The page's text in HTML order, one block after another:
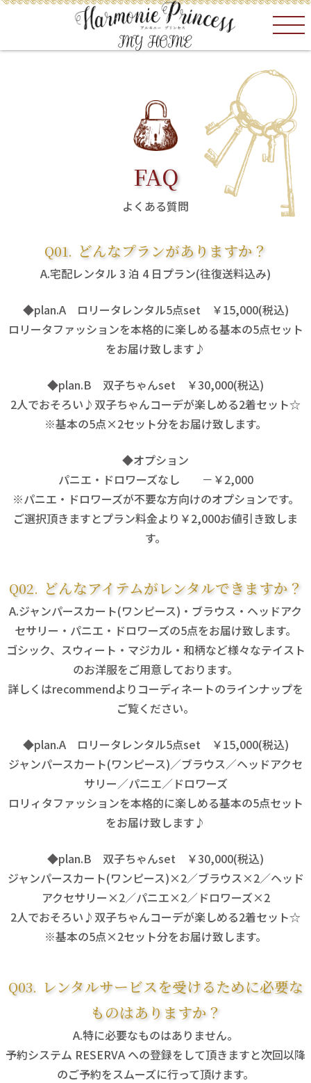
FAQ
よくある質問
どんなプランがありますか？
宅配レンタル 3 泊 4 日プラン(往復送料込み)
◆plan.A ロリータレンタル5点set ￥15,000(税込)
ロリータファッションを本格的に楽しめる基本の5点セット
をお届け致します♪
◆plan.B 双子ちゃんset ￥30,000(税込)
2人でおそろい♪双子ちゃんコーデが楽しめる2着セット☆
※基本の5点×2セット分をお届け致します。
◆オプション
パニエ・ドロワーズなし －￥2,000
※パニエ・ドロワーズが不要な方向けのオプションです。
ご選択頂きますとプラン料金より￥2,000お値引き致しま
す。
どんなアイテムがレンタルできますか？
ジャンパースカート(ワンピース)・ブラウス・ヘッドアク
セサリー・パニエ・ドロワーズの5点をお届け致します。
ゴシック、スウィート・マジカル・和柄など様々なテイスト
のお洋服をご用意しております。
詳しくはrecommendよりコーディネートのラインナップを
ご覧ください。
◆plan.A ロリータレンタル5点set ￥15,000(税込)
ジャンパースカート(ワンピース)／ブラウス／ヘッドアクセ
サリー／パニエ／ドロワーズ
ロリィタファッションを本格的に楽しめる基本の5点セット
をお届け致します♪
◆plan.B 双子ちゃんset ￥30,000(税込)
ジャンパースカート(ワンピース)×2／ブラウス×2／ヘッド
アクセサリー×2／パニエ×2／ドロワーズ×2
2人でおそろい♪双子ちゃんコーデが楽しめる2着セット☆
※基本の5点×2セット分をお届け致します。
レンタルサービスを受けるために必要な
ものはありますか？
特に必要なものはありません。
予約システム RESERVA への登録をして頂きますと次回以降
のご予約をスムーズに行って頂けます。